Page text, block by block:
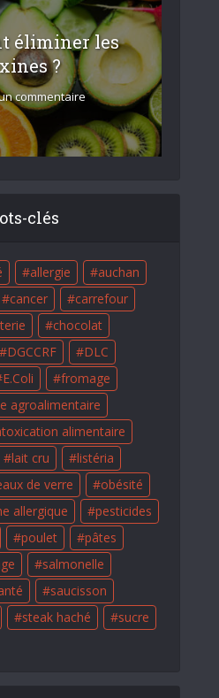
éliminer les
?
commentaire
clés
allergie
auchan
cancer
carrefour
chocolat
DGCCRF
DLC
E.Coli
fromage
agroalimentaire
alimentaire
lait cru
listéria
de verre
obésité
allergique
pesticides
poulet
pâtes
salmonelle
saucisson
steak haché
sucre